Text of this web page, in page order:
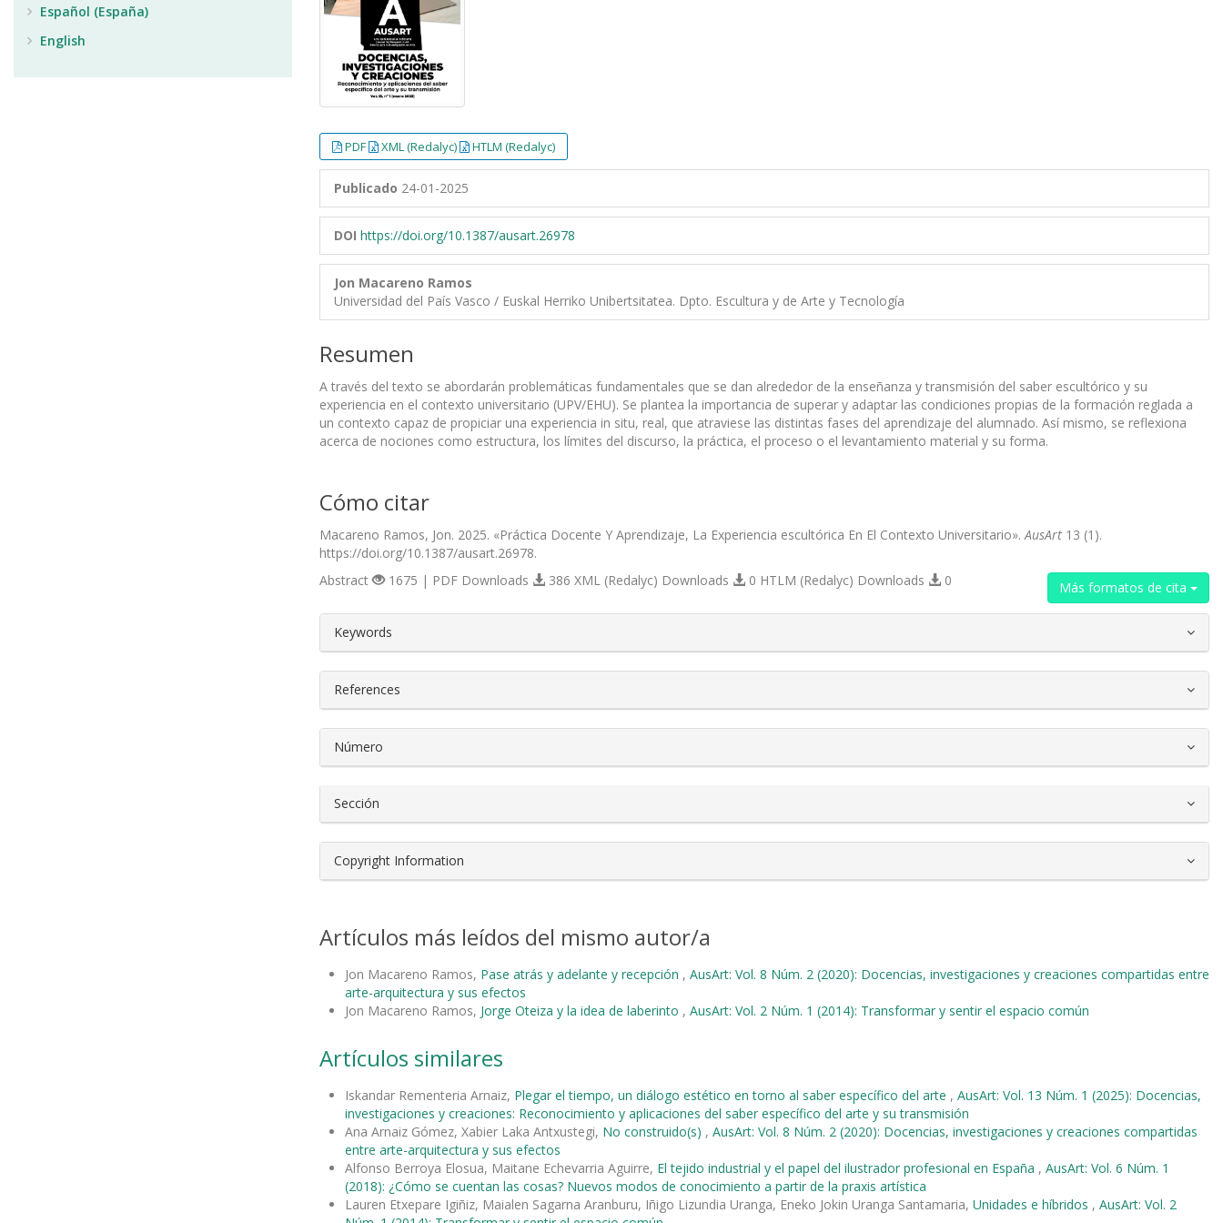
PDF XML (Redalyc) HTLM (Redalyc)
Publicado 24-01-2025
DOI https://doi.org/10.1387/ausart.26978
Jon Macareno Ramos
Universidad del País Vasco / Euskal Herriko Unibertsitatea. Dpto. Escultura y de Arte y Tecnología
Resumen
A través del texto se abordarán problemáticas fundamentales que se dan alrededor de la enseñanza y transmisión del saber escultórico y su
experiencia en el contexto universitario (UPV/EHU). Se plantea la importancia de superar y adaptar las condiciones propias de la formación reglada a
un contexto capaz de propiciar una experiencia in situ, real, que atraviese las distintas fases del aprendizaje del alumnado. Así mismo, se reflexiona
acerca de nociones como estructura, los límites del discurso, la práctica, el proceso o el levantamiento material y su forma.
Cómo citar
Macareno Ramos, Jon. 2025. «Práctica Docente Y Aprendizaje, La Experiencia escultórica En El Contexto Universitario».AusArt 13 (1).
https://doi.org/10.1387/ausart.26978.
Más formatos de cita
Abstract 1675 | PDF Downloads 386 XML (Redalyc) Downloads 0 HTLM (Redalyc) Downloads 0
##plugins.themes.bootstrap3.article.details##
Keywords
References
Número
Sección
Copyright Information
Artículos más leídos del mismo autor/a
Jon Macareno Ramos, Pase atrás y adelante y recepción , AusArt: Vol. 8 Núm. 2 (2020): Docencias, investigaciones y creaciones compartidas entre
arte-arquitectura y sus efectos
Jon Macareno Ramos, Jorge Oteiza y la idea de laberinto , AusArt: Vol. 2 Núm. 1 (2014): Transformar y sentir el espacio común
Artículos similares
Iskandar Rementeria Arnaiz, Plegar el tiempo, un diálogo estético en torno al saber específico del arte , AusArt: Vol. 13 Núm. 1 (2025): Docencias,
investigaciones y creaciones: Reconocimiento y aplicaciones del saber específico del arte y su transmisión
Ana Arnaiz Gómez, Xabier Laka Antxustegi, No construido(s) , AusArt: Vol. 8 Núm. 2 (2020): Docencias, investigaciones y creaciones compartidas
entre arte-arquitectura y sus efectos
Alfonso Berroya Elosua, Maitane Echevarria Aguirre, El tejido industrial y el papel del ilustrador profesional en España , AusArt: Vol. 6 Núm. 1
(2018): ¿Cómo se cuentan las cosas? Nuevos modos de conocimiento a partir de la praxis artística
Lauren Etxepare Igiñiz, Maialen Sagarna Aranburu, Iñigo Lizundia Uranga, Eneko Jokin Uranga Santamaria, Unidades e híbridos , AusArt: Vol. 2
Español (España)
English